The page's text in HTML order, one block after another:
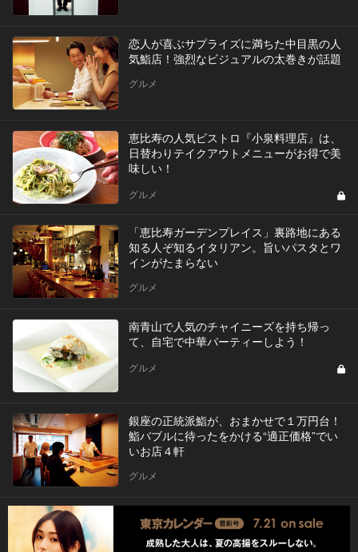
恋人が喜ぶサプライズに満ちた中目黒の人
気鮨店！強烈なビジュアルの太巻きが話題
グルメ
恵比寿の人気ビストロ『小泉料理店』は、
日替わりテイクアウトメニューがお得で美
味しい！
グルメ
「恵比寿ガーデンプレイス」裏路地にある
知る人ぞ知るイタリアン。旨いパスタとワ
インがたまらない
グルメ
南青山で人気のチャイニーズを持ち帰っ
て、自宅で中華パーティーしよう！
グルメ
銀座の正統派鮨が、おまかせで１万円台！
鮨バブルに待ったをかける“適正価格”でい
いお店４軒
グルメ